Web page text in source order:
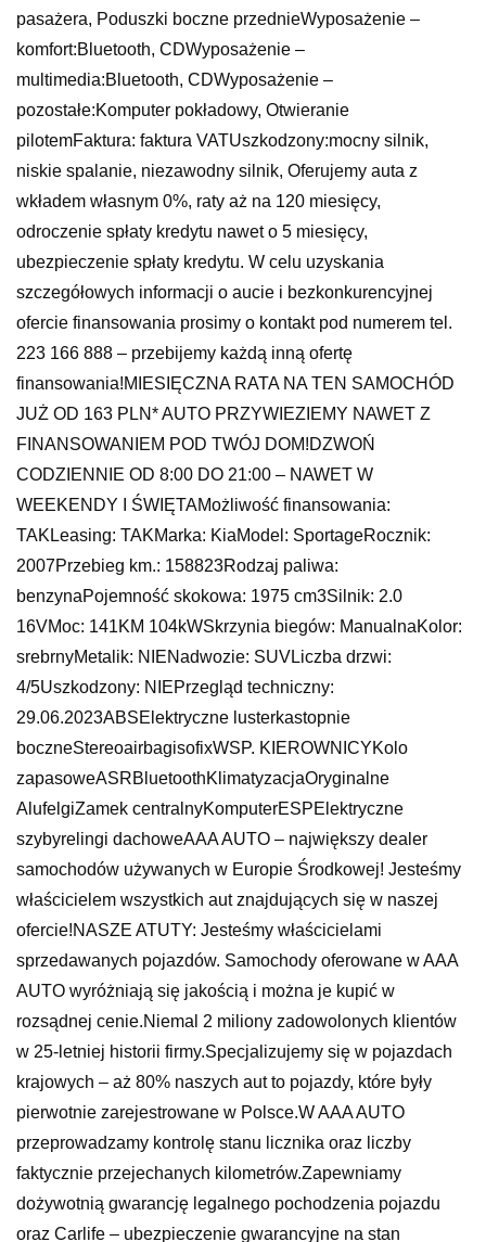
pasażera, Poduszki boczne przednieWyposażenie –
komfort:Bluetooth, CDWyposażenie –
multimedia:Bluetooth, CDWyposażenie –
pozostałe:Komputer pokładowy, Otwieranie
pilotemFaktura: faktura VATUszkodzony:mocny silnik,
niskie spalanie, niezawodny silnik, Oferujemy auta z
wkładem własnym 0%, raty aż na 120 miesięcy,
odroczenie spłaty kredytu nawet o 5 miesięcy,
ubezpieczenie spłaty kredytu. W celu uzyskania
szczegółowych informacji o aucie i bezkonkurencyjnej
ofercie finansowania prosimy o kontakt pod numerem tel.
223 166 888 – przebijemy każdą inną ofertę
finansowania!MIESIĘCZNA RATA NA TEN SAMOCHÓD
JUŻ OD 163 PLN* AUTO PRZYWIEZIEMY NAWET Z
FINANSOWANIEM POD TWÓJ DOM!DZWOŃ
CODZIENNIE OD 8:00 DO 21:00 – NAWET W
WEEKENDY I ŚWIĘTAMożliwość finansowania:
TAKLeasing: TAKMarka: KiaModel: SportageRocznik:
2007Przebieg km.: 158823Rodzaj paliwa:
benzynaPojemność skokowa: 1975 cm3Silnik: 2.0
16VMoc: 141KM 104kWSkrzynia biegów: ManualnaKolor:
srebrnyMetalik: NIENadwozie: SUVLiczba drzwi:
4/5Uszkodzony: NIEPrzegląd techniczny:
29.06.2023ABSElektryczne lusterkastopnie
boczneStereoairbagisofixWSP. KIEROWNICYKolo
zapasoweASRBluetoothKlimatyzacjaOryginalne
AlufelgiZamek centralnyKomputerESPElektryczne
szybyrelingi dachoweAAA AUTO – największy dealer
samochodów używanych w Europie Środkowej! Jesteśmy
właścicielem wszystkich aut znajdujących się w naszej
ofercie!NASZE ATUTY: Jesteśmy właścicielami
sprzedawanych pojazdów. Samochody oferowane w AAA
AUTO wyróżniają się jakością i można je kupić w
rozsądnej cenie.Niemal 2 miliony zadowolonych klientów
w 25-letniej historii firmy.Specjalizujemy się w pojazdach
krajowych – aż 80% naszych aut to pojazdy, które były
pierwotnie zarejestrowane w Polsce.W AAA AUTO
przeprowadzamy kontrolę stanu licznika oraz liczby
faktycznie przejechanych kilometrów.Zapewniamy
dożywotnią gwarancję legalnego pochodzenia pojazdu
oraz Carlife – ubezpieczenie gwarancyjne na stan